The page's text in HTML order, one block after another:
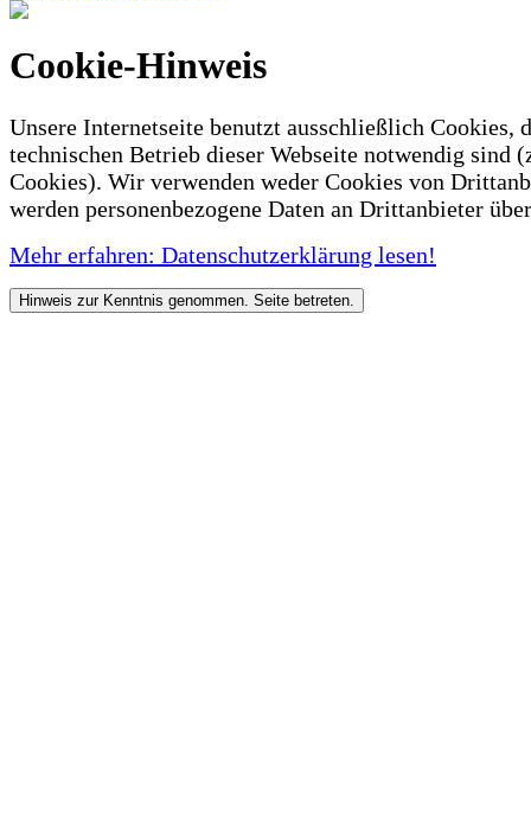
Cookie-Hinweis
Unsere Internetseite benutzt ausschließlich Cookies,
technischen Betrieb dieser Webseite notwendig sind
Cookies). Wir verwenden weder Cookies von
werden personenbezogene Daten an Drittanbieter
Mehr erfahren: Datenschutzerklärung lesen!
Hinweis zur Kenntnis genommen. Seite betreten.